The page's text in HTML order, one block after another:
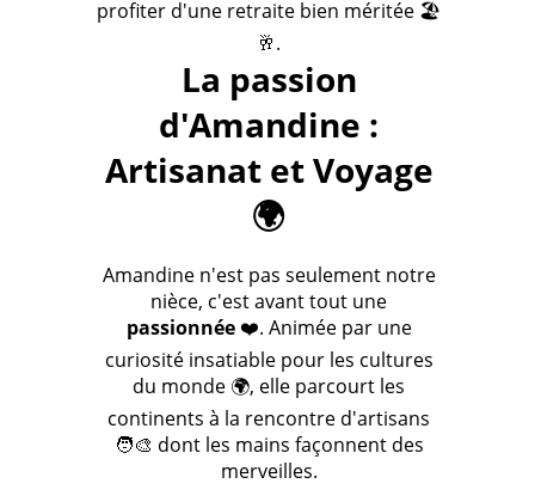
profiter d'une retraite bien méritée 🏖️
🥂.
La passion
d'Amandine :
Artisanat et Voyage
🌍
Amandine n'est pas seulement notre
nièce, c'est avant tout une
passionnée❤️. Animée par une
curiosité insatiable pour les cultures
du monde 🌍, elle parcourt les
continents à la rencontre d'artisans
🧑‍🎨 dont les mains façonnent des
merveilles.